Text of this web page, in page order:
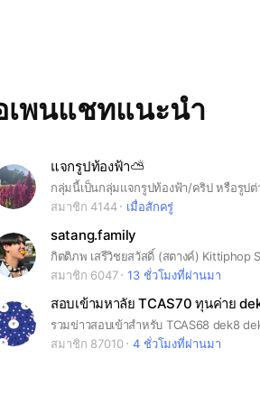
เพนแชทแนะนำ
แจกรูปท้องฟ้า⛅️
สมาชิก 4144
เมื่อสักครู่
satang.family
สมาชิก 6047
13 ชั่วโมงที่ผ่านมา
สมาชิก 87010
4 ชั่วโมงที่ผ่านมา